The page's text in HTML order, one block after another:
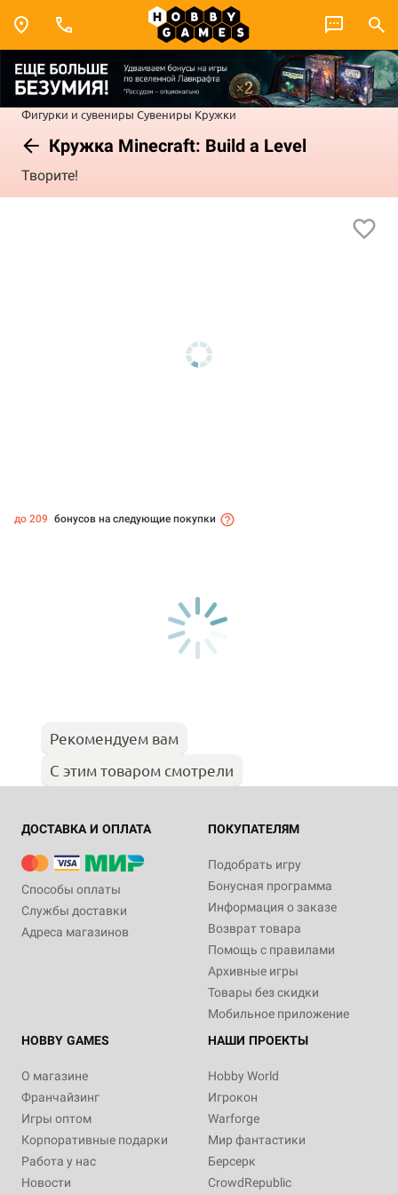
Фигурки и сувениры Сувениры Кружки
Кружка Minecraft: Build a Level
Творите!
до 209 бонусов на следующие покупки
Рекомендуем вам
С этим товаром смотрели
ДОСТАВКА И ОПЛАТА
Способы оплаты
Службы доставки
Адреса магазинов
ПОКУПАТЕЛЯМ
Подобрать игру
Бонусная программа
Информация о заказе
Возврат товара
Помощь с правилами
Архивные игры
Товары без скидки
Мобильное приложение
HOBBY GAMES
О магазине
Франчайзинг
Игры оптом
Корпоративные подарки
Работа у нас
Новости
НАШИ ПРОЕКТЫ
Hobby World
Игрокон
Warforge
Мир фантастики
Берсерк
CrowdRepublic